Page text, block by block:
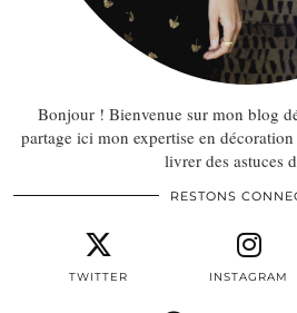
Bonjour ! Bienvenue sur mon blog
partage ici mon expertise en
livrer des astuces
RESTONS
TWITTER INSTAGRAM